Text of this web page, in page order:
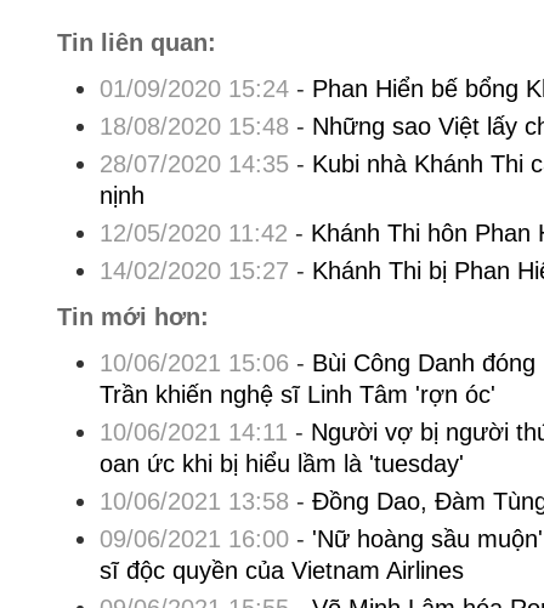
Tin liên quan:
01/09/2020 15:24- Phan Hiển bế bổng
18/08/2020 15:48 - Những sao Việt lấy
28/07/2020 14:35- Kubi nhà Khánh Thi
nịnh
12/05/2020 11:42 - Khánh Thi hôn Phan
14/02/2020 15:27 - Khánh Thi bị Phan
Tin mới hơn:
10/06/2021 15:06 - Bùi Công Danh
Trần khiến nghệ sĩ Linh Tâm 'rợn óc'
10/06/2021 14:11 - Người vợ bị người
oan ức khi bị hiểu lầm là 'tuesday'
10/06/2021 13:58 - Đồng Dao, Đàm
09/06/2021 16:00- 'Nữ hoàng sầu
sĩ độc quyền của Vietnam Airlines